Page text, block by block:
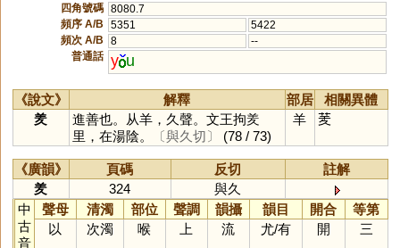
四角號碼 8080.7
頻序 A/B
5351
5422
頻次 A/B
8
--
普通話 y u
《說文》 解釋 部居
相關異體
羑
進善也。从羊，久聲。文王拘羑
里，在湯陰。
〔與久切〕 (78 / 73)
羊 𦮖
《廣韻》 頁碼 反切
註解
羑
324
與久
中
古
音
聲母 清濁 部位 聲調 韻攝 韻目 開合
等第
以
次濁 喉 上 流 尤/有 開 三